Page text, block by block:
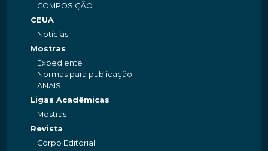
COMPOSIÇÃO
CEUA
Notícias
Mostras
Expediente
Normas para publicação
ANAIS
Ligas Acadêmicas
Mostras
Revista
Corpo Editorial